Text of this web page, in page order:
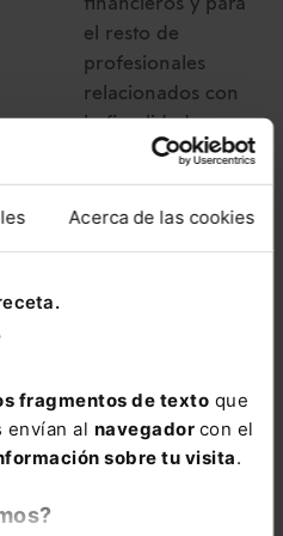
Acerca de las cookies
fragmentos de texto que
envían al navegador con el
sobre tu visita.
financieros y para
el resto de
profesionales
relacionados con
la fiscalidad.
Memento Fiscal
si un número
marginal del